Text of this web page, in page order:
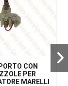
CON
PER
MARELLI